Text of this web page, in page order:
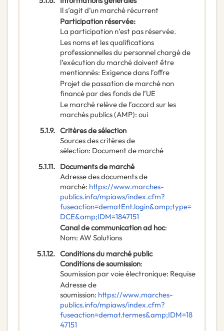
Il s’agit d’un marché récurrent
Participation réservée:
La participation n’est pas réservée.
Les noms et les qualifications
professionnelles du personnel chargé de
l’exécution du marché doivent être
mentionnés: Exigence dans l’offre
Projet de passation de marché non
financé par des fonds de l’UE
Le marché relève de l’accord sur les
marchés publics (AMP): oui
5.1.9. Critères de sélection
Sources des critères de
sélection: Document de marché
5.1.11. Documents de marché
Adresse des documents de
marché: https://www.marches-
publics.info/mpiaws/index.cfm?
fuseaction=dematEnt.login&amp;type=
DCE&amp;IDM=1847151
Canal de communication ad hoc:
Nom: AW Solutions
5.1.12. Conditions du marché public
Conditions de soumission:
Soumission par voie électronique: Requise
Adresse de
soumission: https://www.marches-
publics.info/mpiaws/index.cfm?
fuseaction=demat.termes&amp;IDM=18
47151